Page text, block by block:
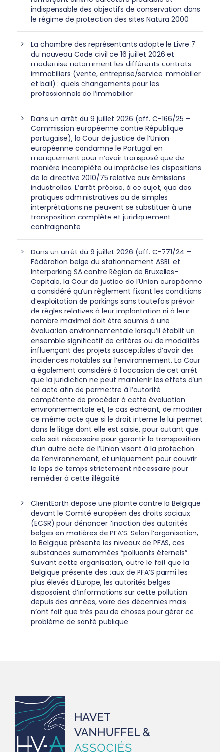
indispensable des objectifs de conservation dans
le régime de protection des sites Natura 2000
La chambre des représentants adopte le Livre 7
du nouveau Code civil ce 16 juillet 2026 et
modernise notamment les différents contrats
immobiliers (vente, entreprise/service immobilier
et bail) : quels changements pour les
professionnels de l’immobilier
Dans un arrêt du 9 juillet 2026 (aff. C-166/25 –
Commission européenne contre République
portugaise), la Cour de justice de l’Union
européenne condamne le Portugal en
manquement pour n’avoir transposé que de
manière incomplète ou imprécise les dispositions
de la directive 2010/75 relative aux émissions
industrielles. L’arrêt précise, à ce sujet, que des
pratiques administratives ou de simples
interprétations ne peuvent se substituer à une
transposition complète et juridiquement
contraignante
Dans un arrêt du 9 juillet 2026 (aff. C-771/24 –
Fédération belge du stationnement ASBL et
Interparking SA contre Région de Bruxelles-
Capitale, la Cour de justice de l’Union européenne
a considéré qu’un règlement fixant les conditions
d’exploitation de parkings sans toutefois prévoir
de règles relatives à leur implantation ni à leur
nombre maximal doit être soumis à une
évaluation environnementale lorsqu’il établit un
ensemble significatif de critères ou de modalités
influençant des projets susceptibles d’avoir des
incidences notables sur l’environnement. La Cour
a également considéré à l’occasion de cet arrêt
que la juridiction ne peut maintenir les effets d’un
tel acte afin de permettre à l’autorité
compétente de procéder à cette évaluation
environnementale et, le cas échéant, de modifier
ce même acte que si le droit interne le lui permet
dans le litige dont elle est saisie, pour autant que
cela soit nécessaire pour garantir la transposition
d’un autre acte de l’Union visant à la protection
de l’environnement, et uniquement pour couvrir
le laps de temps strictement nécessaire pour
remédier à cette illégalité
ClientEarth dépose une plainte contre la Belgique
devant le Comité européen des droits sociaux
(ECSR) pour dénoncer l’inaction des autorités
belges en matières de PFA’S. Selon l’organisation,
la Belgique présente les niveaux de PFAS, ces
substances surnommées “polluants éternels”.
Suivant cette organisation, outre le fait que la
Belgique présente des taux de PFA’S parmi les
plus élevés d’Europe, les autorités belges
disposaient d’informations sur cette pollution
depuis des années, voire des décennies mais
n’ont fait que très peu de choses pour gérer ce
problème de santé publique